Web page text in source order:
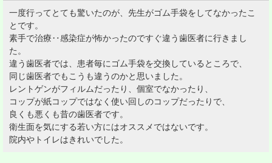
一度行ってとても驚いたのが、先生がゴム手袋をしてなかったこ
とです。
素手で治療‥感染症が怖かったのですぐ違う歯医者に行きまし
た。
違う歯医者では、患者毎にゴム手袋を交換しているところで、
同じ歯医者でもこうも違うのかと思いました。
レントゲンがフィルムだったり、個室でなかったり、
コップが紙コップではなく使い回しのコップだったりで、
良くも悪くも昔の歯医者です。
衛生面を気にする若い方にはオススメではないです。
院内やトイレはきれいでした。